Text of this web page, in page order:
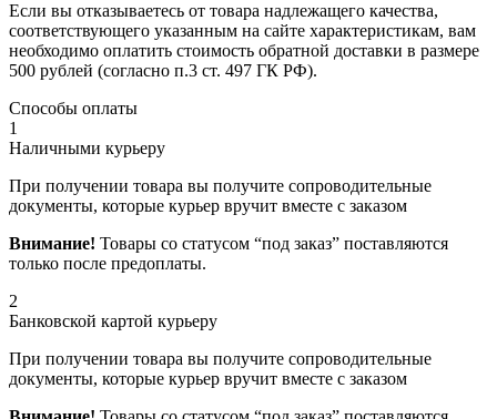
Если вы отказываетесь от товара надлежащего качества,
соответствующего указанным на сайте характеристикам, вам
необходимо оплатить стоимость обратной доставки в размере
500 рублей (согласно п.3 ст. 497 ГК РФ).
Способы оплаты
1
Наличными курьеру
При получении товара вы получите сопроводительные
документы, которые курьер вручит вместе с заказом
Внимание! Товары со статусом “под заказ” поставляются
только после предоплаты.
2
Банковской картой курьеру
При получении товара вы получите сопроводительные
документы, которые курьер вручит вместе с заказом